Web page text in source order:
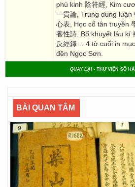
phù kinh 陰符經, Kim
一貫論, Trung dung luận
心表, Học cổ tân truyền
養性詩, Bổ khuyết lâu kí
反經錄… 4 tờ cuối in
đền Ngọc Sơn.
QUAY LẠI - THƯ VIỆN SỐ
BÀI QUAN TÂM